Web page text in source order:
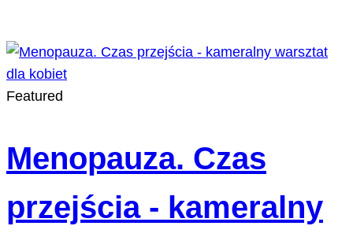
Featured
Menopauza. Czas
przejścia - kameralny